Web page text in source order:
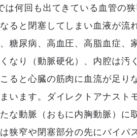
は何回も出てきている血管の
ると閉塞してしまい血液が流
糖尿病、高血圧、高脂血症、
なり（動脈硬化）、内腔は汚
ると心臓の筋肉に血流が足り
います。ダイレクトアナスト
な動脈（おもに内胸動脈）に
狭窄や閉塞部分の先にバイパ